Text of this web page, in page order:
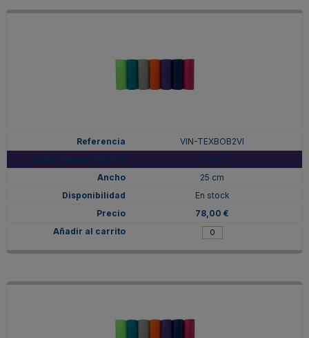
VIN-TEXBOB2VI
Violeta
25 cm
En stock
78,00 €